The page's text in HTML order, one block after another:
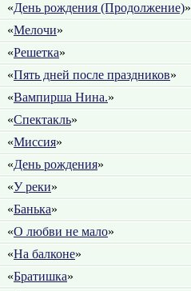
«День рождения (Продолжение)»
«Мелочи»
«Решетка»
«Пять дней после праздников»
«Вампирша Нина.»
«Спектакль»
«Миссия»
«День рождения»
«У реки»
«Банька»
«О любви не мало»
«На балконе»
«Братишка»